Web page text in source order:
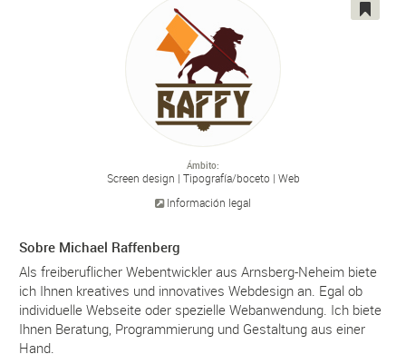
Ámbito
Screen design Tipografía/boceto Web
Información legal
Sobre Michael Raffenberg
Als freiberuflicher Webentwickler aus Arnsberg-Neheim biete
ich Ihnen kreatives und innovatives Webdesign an. Egal ob
individuelle Webseite oder spezielle Webanwendung. Ich biete
Ihnen Beratung, Programmierung und Gestaltung aus einer
Hand.